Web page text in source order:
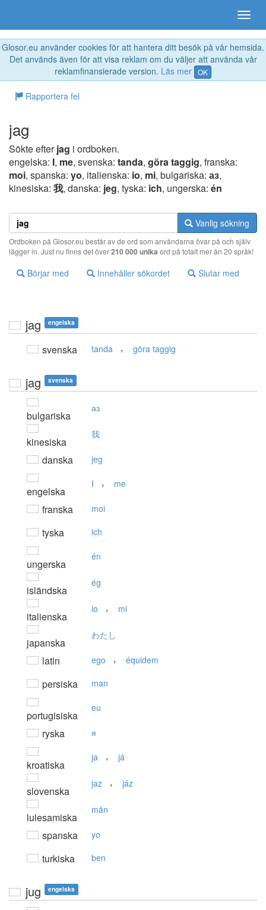
Glosor.eu använder cookies för att hantera ditt besök på vår hemsida.
Det används även för att visa reklam om du väljer att använda vår
reklamfinansierade version. Läs mer OK
Rapportera fel
jag
Sökte efterjag i ordboken.
engelska: I, me, svenska: tanda, göra taggig, franska:
moi, spanska: yo, italienska: io, mi, bulgariska: аз,
kinesiska: 我, danska: jeg, tyska: ich, ungerska: én
Vanlig sökning
Ordboken på Glosor.eu består av de ord som användarna övar på och själv
lägger in. Just nu finns det över210 000 unika ord på totalt mer än 20 språk!
Börjar med Innehåller sökordet Slutar med
jag engelska
svenska tanda , göra taggig
jag svenska
bulgariska
аз
kinesiska
我
danska jeg
engelska
I , me
franska moi
tyska ich
ungerska
én
isländska
ég
italienska
io , mi
japanska
わたし
latin ego , équidem
persiska man
portugisiska
eu
ryska я
kroatiska
ja , já
slovenska
jaz , jáz
lulesamiska
mån
spanska yo
turkiska ben
jug engelska